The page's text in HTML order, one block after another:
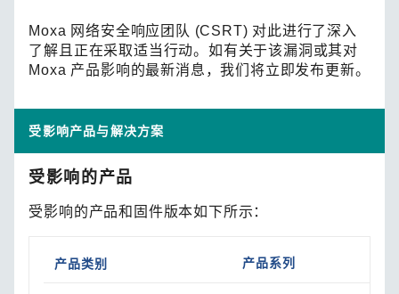
Moxa 网络安全响应团队 (CSRT) 对此进行了深入
了解且正在采取适当行动。如有关于该漏洞或其对
Moxa 产品影响的最新消息，我们将立即发布更新。
受影响产品与解决方案
受影响的产品
受影响的产品和固件版本如下所示：
产品类别 产品系列